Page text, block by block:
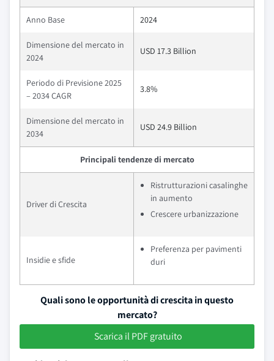
Anno Base 2024
Dimensione del mercato in
2024
USD 17.3 Billion
Periodo di Previsione 2025
– 2034 CAGR
3.8%
Dimensione del mercato in
2034
USD 24.9 Billion
Principali tendenze di mercato
Driver di Crescita
Ristrutturazioni casalinghe
in aumento
Crescere urbanizzazione
Insidie e sfide
Preferenza per pavimenti
duri
Quali sono le opportunità di crescita in questo
mercato?
Scarica il PDF gratuito